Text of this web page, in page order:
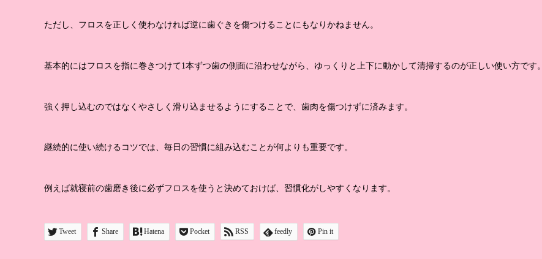
ただし、フロスを正しく使わなければ逆に歯ぐきを傷つけることにもなりかねません。
基本的にはフロスを指に巻きつけて1本ずつ歯の側面に沿わせながら、ゆっくりと上下に動かして清掃するのが正しい使い方です。
強く押し込むのではなくやさしく滑り込ませるようにすることで、歯肉を傷つけずに済みます。
継続的に使い続けるコツでは、毎日の習慣に組み込むことが何よりも重要です。
例えば就寝前の歯磨き後に必ずフロスを使うと決めておけば、習慣化がしやすくなります。
Tweet Share Hatena Pocket RSS feedly Pin it